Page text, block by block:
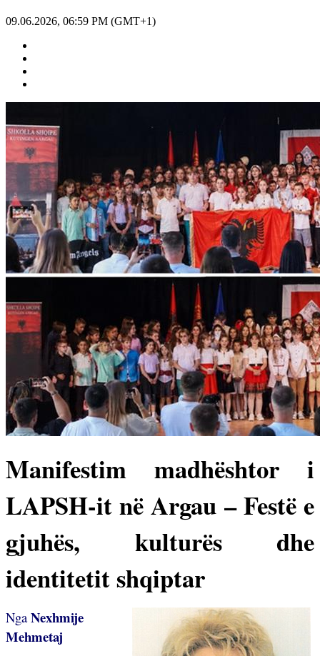
09.06.2026, 06:59 PM (GMT+1)
Manifestim madhështor i
LAPSH-it në Argau – Festë e
gjuhës, kulturës dhe
identitetit shqiptar
Nga Nexhmije
Mehmetaj